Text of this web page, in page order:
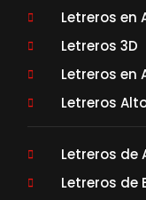
Letreros en
Letreros 3D
Letreros en
Letreros
Letreros de
Letreros de